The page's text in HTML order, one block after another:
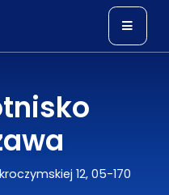
12, 05-170